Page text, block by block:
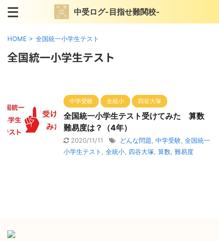
中受ログ-目指せ難関校-
HOME > 全国統一小学生テスト
全国統一小学生テスト
中学受験 全統小 四谷大塚
全国統一小学生テスト受けてみた 算数
難易度は？（4年）
2020/11/11 どんな問題 中学受験 全国統一
小学生テスト
全統小 四谷大塚 算数 難易度